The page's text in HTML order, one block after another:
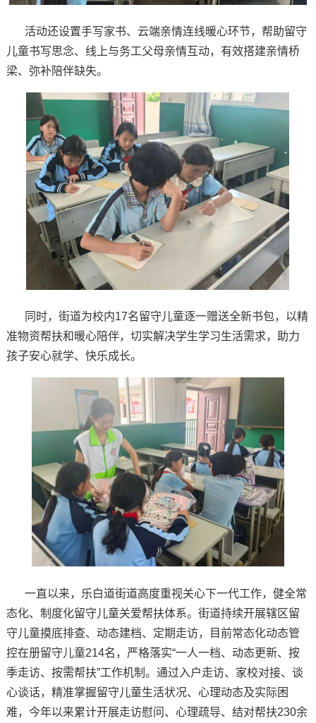
活动还设置手写家书、云端亲情连线暖心环节，帮助留守
儿童书写思念、线上与务工父母亲情互动，有效搭建亲情桥
梁、弥补陪伴缺失。
同时，街道为校内17名留守儿童逐一赠送全新书包，以精
准物资帮扶和暖心陪伴，切实解决学生学习生活需求，助力
孩子安心就学、快乐成长。
一直以来，乐白道街道高度重视关心下一代工作，健全常
态化、制度化留守儿童关爱帮扶体系。街道持续开展辖区留
守儿童摸底排查、动态建档、定期走访，目前常态化动态管
控在册留守儿童214名，严格落实“一人一档、动态更新、按
季走访、按需帮扶”工作机制。通过入户走访、家校对接、谈
心谈话，精准掌握留守儿童生活状况、心理动态及实际困
难，今年以来累计开展走访慰问、心理疏导、结对帮扶230余